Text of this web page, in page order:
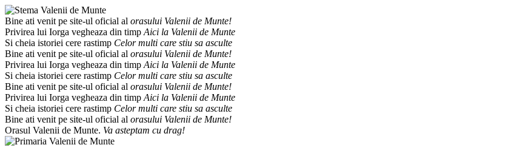
Bine ati venit pe site-ul oficial al orasului Valenii de Munte!
Privirea lui Iorga vegheaza din timp Aici la Valenii de Munte
Si cheia istoriei cere rastimp Celor multi care stiu sa asculte
Bine ati venit pe site-ul oficial al orasului Valenii de Munte!
Privirea lui Iorga vegheaza din timp Aici la Valenii de Munte
Si cheia istoriei cere rastimp Celor multi care stiu sa asculte
Bine ati venit pe site-ul oficial al orasului Valenii de Munte!
Privirea lui Iorga vegheaza din timp Aici la Valenii de Munte
Si cheia istoriei cere rastimp Celor multi care stiu sa asculte
Bine ati venit pe site-ul oficial al orasului Valenii de Munte!
Orasul Valenii de Munte. Va asteptam cu drag!